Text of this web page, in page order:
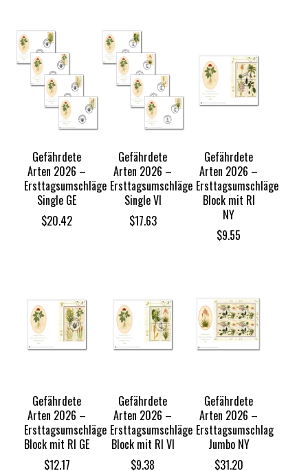
through
Gefährdete
Arten 2026 –
Ersttagsumschläge
Single GE
$20.42
Gefährdete
Arten 2026 –
Ersttagsumschläge
Single VI
$17.63
Gefährdete
Arten 2026 –
Ersttagsumschläge
Block mit RI
NY
$9.55
Gefährdete
Arten 2026 –
Ersttagsumschläge
Block mit RI GE
$12.17
Gefährdete
Arten 2026 –
Ersttagsumschläge
Block mit RI VI
$9.38
Gefährdete
Arten 2026 –
Ersttagsumschlag
Jumbo NY
$31.20